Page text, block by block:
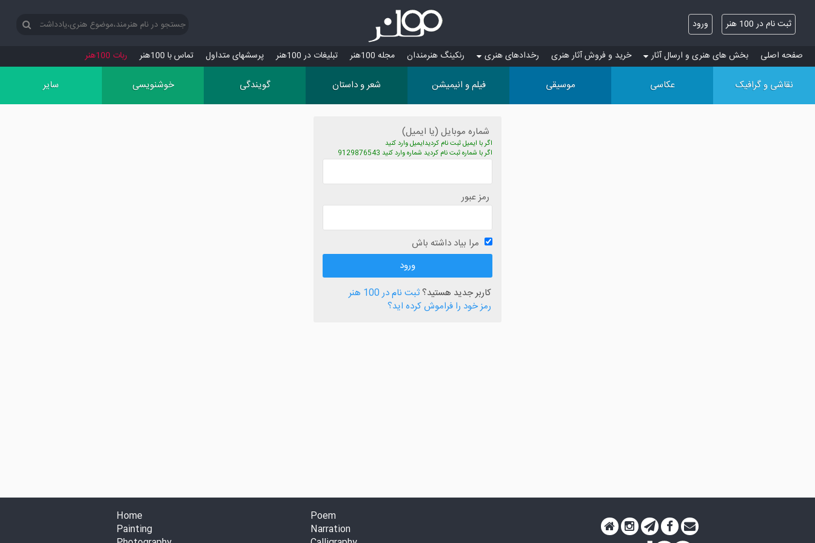
ثبت نام در 100 هنر ورود
صفحه اصلی بخش های هنری و ارسال آثار خرید و فروش آثار هنری رخدادهای هنری رنکینگ هنرمندان مجله 100هنر تبلیغات در 100هنر پرسش‏های متداول تماس با 100هنر ربات 100هنر
نقاشی و گرافیک عکاسی موسیقی فیلم و انیمیشن شعر و داستان گویندگی خوشنویسی سایر
شماره موبایل (یا ایمیل)
اگر با ایمیل ثبت نام کردیدایمیل وارد کنید
اگر با شماره ثبت نام کردید شماره وارد کنید 9129876543
رمز عبور
مرا بیاد داشته باش
کاربر جدید هستید؟ثبت نام در 100 هنر
رمز خود را فراموش کرده اید؟
Home
Painting
Poem
Narration